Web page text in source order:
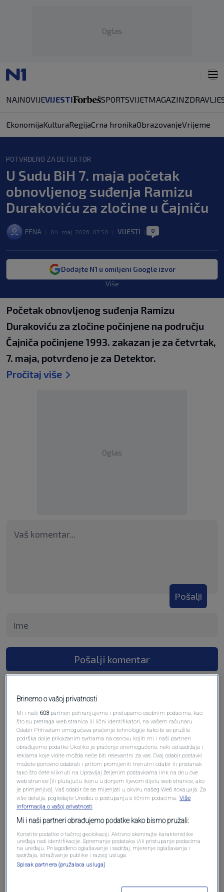
Oglas
NAJNOVIJEVIJESTI SPORTSVIJETMAGAZINZDRAVLJE
EkonomijaKulturaRegijaCrna hronikaObrazovanjeVrijeme
POTVRĐENO ZA DETEKTOR
U Sudu BiH 7. maja početak
obnovljenog suđenja Ramizu
Durakoviću za zločine u Čajniču
FENA 04. maj. 2026. 07:50 VIJESTI 0
Dodajte N1 u omiljeni Google izvor
Više
Početak obnovljenog suđenja Ramizu
Durakoviću za zločine počinjene na području
Čajniča počinjene 1993. zakazan je za četvrtak,
7. maja, potvrđeno je za Detektor.
Pročitaj više
Oglas
Pošalji
Pošalji komentar
Oglas
Brinemo o vašoj privatnosti
Mi i naši603 partneri pohranjujemo i pristupamo osobnim podacima, kao
što su pretraga web stranica ili lični identifikatori, na vašem računaru .
Odabir Prihvatam omogućava praćenje tehnologije kako bi se pružila
podrška dolje prikazanim svrhama na osnovu kojih mi i naši partneri
obrađujemo podatke Ukoliko je praćenje onemogućeno, neki od sadržaja i
reklama koje vidite možda neće biti relevantni za vas. Ovaj odabir postavki
možete ponovno odabrati i pritom promijeniti trenutni odabir ili pristanak
tako što ćete kliknuti na Upravljaj željenim postavkama link na dnu ove
web stranice [ili plutajuću ikonu u donjem lijevom dijelu web stranice, ako
je primjenjivo]. Vaš odabir će se mijenjati u okviru našeg Wеб локација. Za
više detalja, pogledajte Uredbu o postupanju s ličnim podacima. Više
informacija o vašoj privatnosti
Mi i naši partneri obrađujemo podatke kako bismo pružali:
Koristite podatke o tačnoj geolokaciji. Aktivno skenirajte karakteristike
uređaja radi identifikacije. Spremanje podataka i/ili pristupanje podacima
na uređaju. Prilagođeno oglašavanje i sadržaj, mjerenje oglašavanja i
sadržaja, istraživanje publike i razvoj usluga.
Spisak partnera (pružalaca usluga)